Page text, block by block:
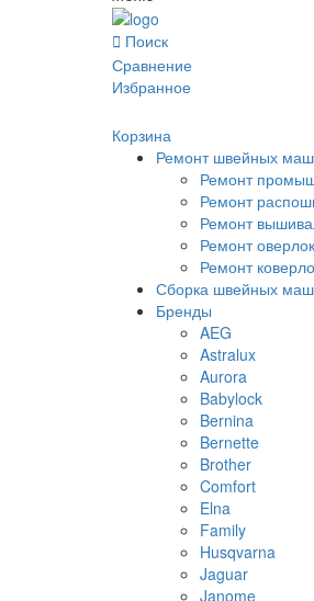
Поиск
Сравнение
Избранное
Корзина
Ремонт швейных
Ремонт
Ремонт
Ремонт
Ремонт
Ремонт
Сборка швейных
Бренды
AEG
Astralux
Aurora
Babylock
Bernina
Bernette
Brother
Comfort
Elna
Family
Husqvarna
Jaguar
Janome